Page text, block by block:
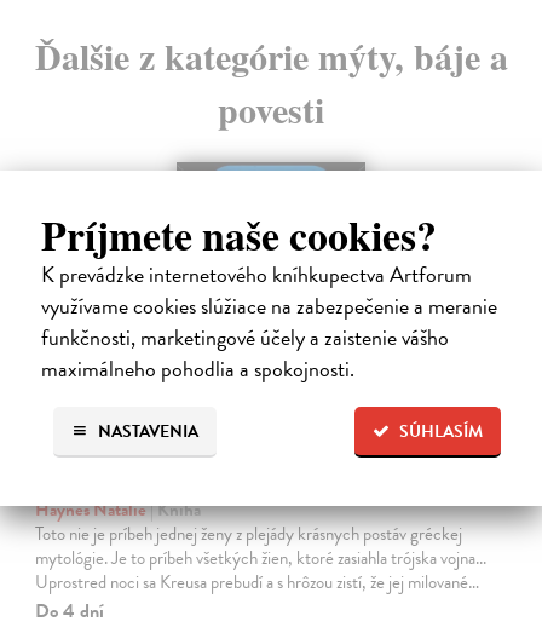
Príjmete naše cookies?
K prevádzke internetového kníhkupectva Artforum
využívame cookies slúžiace na zabezpečenie a meranie
funkčnosti, marketingové účely a zaistenie vášho
maximálneho pohodlia a spokojnosti.
SÚHLASÍM
NASTAVENIA
Ďalšie z kategórie mýty, báje a
povesti
Haynes Natalie| Kniha
Toto nie je príbeh jednej ženy z plejády krásnych postáv gréckej
mytológie. Je to príbeh všetkých žien, ktoré zasiahla trójska vojna...
Uprostred noci sa Kreusa prebudí a s hrôzou zistí, že jej milované…
Do 4 dní